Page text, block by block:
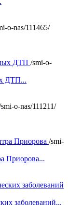
o-nas/111465/
/smi-o-
ДТП...
o-nas/111211/
/smi-
Приорова...
заболеваний...